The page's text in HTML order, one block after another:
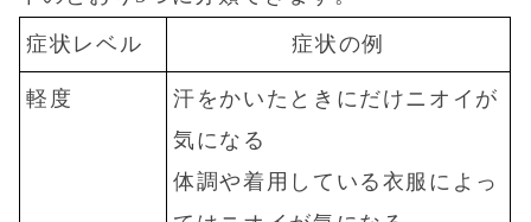
症状レベル 症状の例
軽度
汗をかいたときにだけニオイが
気になる
体調や着用している衣服によっ